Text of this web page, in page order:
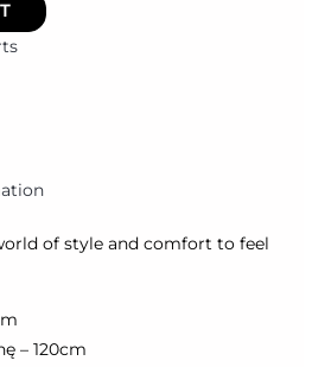
of style and comfort to feel
– 120cm